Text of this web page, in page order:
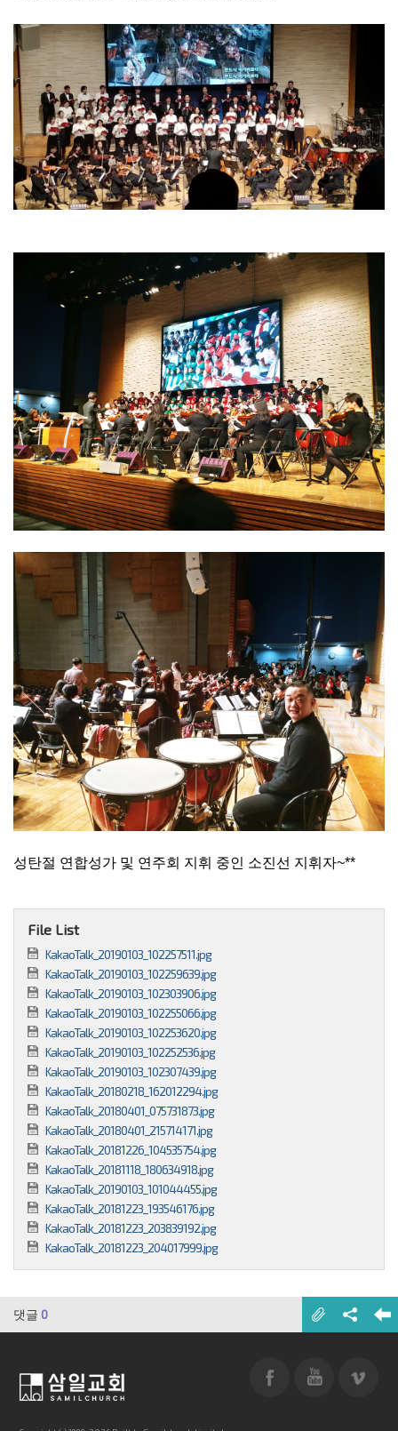
성탄절 연합성가 및 연주회 지휘 중인 소진선 지휘자~**
File List
KakaoTalk_20190103_102257511.jpg
KakaoTalk_20190103_102259639.jpg
KakaoTalk_20190103_102303906.jpg
KakaoTalk_20190103_102255066.jpg
KakaoTalk_20190103_102253620.jpg
KakaoTalk_20190103_102252536.jpg
KakaoTalk_20190103_102307439.jpg
KakaoTalk_20180218_162012294.jpg
KakaoTalk_20180401_075731873.jpg
KakaoTalk_20180401_215714171.jpg
KakaoTalk_20181226_104535754.jpg
KakaoTalk_20181118_180634918.jpg
KakaoTalk_20190103_101044455.jpg
KakaoTalk_20181223_193546176.jpg
KakaoTalk_20181223_203839192.jpg
KakaoTalk_20181223_204017999.jpg
댓글 0